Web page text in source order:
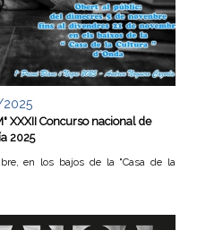
XXXII Concurso nacional de
2025
en los bajos de la "Casa de la